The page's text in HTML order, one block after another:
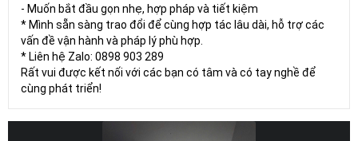
- Muốn bắt đầu gọn nhẹ, hợp pháp và tiết kiệm
* Mình sẵn sàng trao đổi để cùng hợp tác lâu dài, hỗ trợ các
vấn đề vận hành và pháp lý phù hợp.
* Liên hệ Zalo: 0898 903 289
Rất vui được kết nối với các bạn có tâm và có tay nghề để
cùng phát triển!